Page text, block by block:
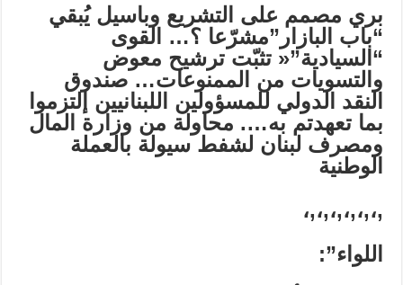
بري مصمم على التشريع وباسيل يُبقي
“باب البازار”مشرّعا ؟…
القوى
“السيادية”« تثبّت ترشيح معوض
و التسويات من الممنوعات… صندوق
النقد الدولي للمسؤولين اللبنانيين إلتزموا
بما تعهدتم به…. محاولة من وزارة المال
ومصرف لبنان لشفط سيولة بالعملة
الوطنية
,،,،,،,،,،,،
اللواء”: